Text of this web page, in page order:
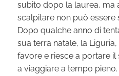
subito dopo la laurea, ma
scalpitare non può essere
Dopo qualche anno di
sua terra natale, la
favore e riesce a portare
a viaggiare a tempo pieno.